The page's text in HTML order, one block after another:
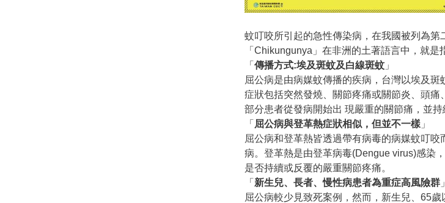
蚊叮咬所引起的急性傳染病，在我國被列為第
「Chikungunya」在非洲的土著語言中，就是
「 傳播方式:埃及斑蚊及白線斑蚊」
屈公病是由病媒蚊傳播的疾病，台灣以埃及
症狀包括突然發燒、關節疼痛或關節炎、頭痛
部分患者從發病開始出 現嚴重的關節痛，並持
「 屈公病與登革熱症狀相似，但並不一樣 」
屈公病和登革熱皆透過帶有病毒的病媒蚊叮
病。登革熱是由登革病毒(Dengue virus)感染
是否持續或反覆的嚴重關節疼痛。
「 新生兒、長者、慢性病患者為重症高風險群 」
屈公病較少見致死案例，然而，新生兒、65